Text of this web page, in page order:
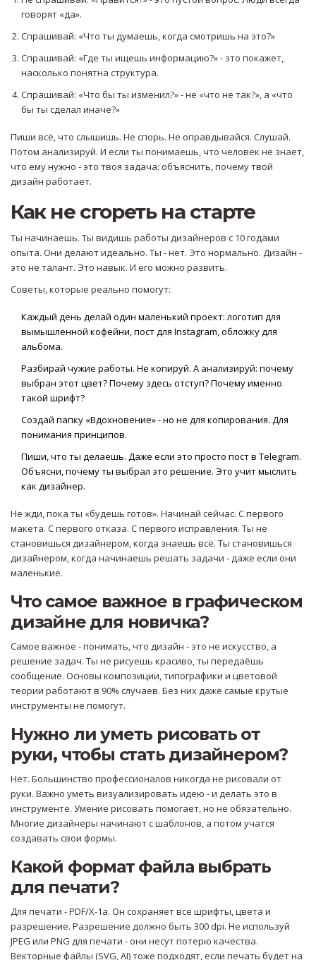
говорят «да».
Спрашивай: «Что ты думаешь, когда смотришь на это?»
Спрашивай: «Где ты ищешь информацию?» - это покажет,
насколько понятна структура.
Спрашивай: «Что бы ты изменил?» - не «что не так?», а «что
бы ты сделал иначе?»
Пиши всё, что слышишь. Не спорь. Не оправдывайся. Слушай.
Потом анализируй. И если ты понимаешь, что человек не знает,
что ему нужно - это твоя задача: объяснить, почему твой
дизайн работает.
Как не сгореть на старте
Ты начинаешь. Ты видишь работы дизайнеров с 10 годами
опыта. Они делают идеально. Ты - нет. Это нормально. Дизайн -
это не талант. Это навык. И его можно развить.
Советы, которые реально помогут:
Каждый день делай один маленький проект: логотип для
вымышленной кофейни, пост для Instagram, обложку для
альбома.
Разбирай чужие работы. Не копируй. А анализируй: почему
выбран этот цвет? Почему здесь отступ? Почему именно
такой шрифт?
Создай папку «Вдохновение» - но не для копирования. Для
понимания принципов.
Пиши, что ты делаешь. Даже если это просто пост в Telegram.
Объясни, почему ты выбрал это решение. Это учит мыслить
как дизайнер.
Не жди, пока ты «будешь готов». Начинай сейчас. С первого
макета. С первого отказа. С первого исправления. Ты не
становишься дизайнером, когда знаешь всё. Ты становишься
дизайнером, когда начинаешь решать задачи - даже если они
маленькие.
Что самое важное в графическом
дизайне для новичка?
Самое важное - понимать, что дизайн - это не искусство, а
решение задач. Ты не рисуешь красиво, ты передаёшь
сообщение. Основы композиции, типографики и цветовой
теории работают в 90% случаев. Без них даже самые крутые
инструменты не помогут.
Нужно ли уметь рисовать от
руки, чтобы стать дизайнером?
Нет. Большинство профессионалов никогда не рисовали от
руки. Важно уметь визуализировать идею - и делать это в
инструменте. Умение рисовать помогает, но не обязательно.
Многие дизайнеры начинают с шаблонов, а потом учатся
создавать свои формы.
Какой формат файла выбрать
для печати?
Для печати - PDF/X-1a. Он сохраняет все шрифты, цвета и
разрешение. Разрешение должно быть 300 dpi. Не используй
JPEG или PNG для печати - они несут потерю качества.
Векторные файлы (SVG, AI) тоже подходят, если печать будет на